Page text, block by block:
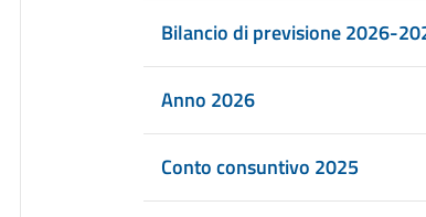
Bilancio di previsione 2026-
Anno 2026
Conto consuntivo 2025